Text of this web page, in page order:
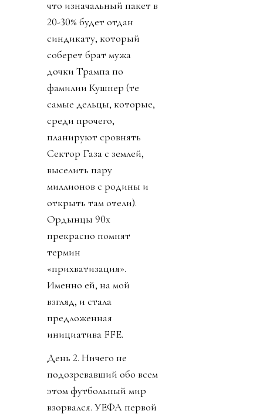
что изначальный пакет в
20-30% будет отдан
синдикату, который
соберет брат мужа
дочки Трампа по
фамилии Кушнер (те
самые дельцы, которые,
среди прочего,
планируют сровнять
Сектор Газа с землей,
выселить пару
миллионов с родины и
открыть там отели).
Ордынцы 90х
прекрасно помнят
термин
«прихватизация».
Именно ей, на мой
взгляд, и стала
предложенная
инициатива FFE.
День 2. Ничего не
подозревавший обо всем
этом футбольный мир
взорвался. УЕФА первой